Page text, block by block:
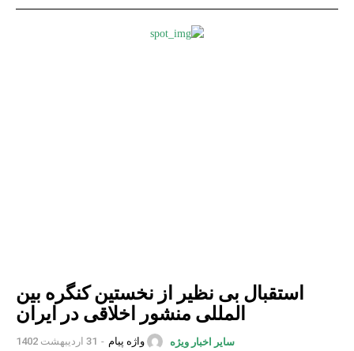
استقبال بی نظیر از نخستین کنگره بین
المللی منشور اخلاقی در ایران
سایر اخبار ویژه واژه پیام - 31 اردیبهشت 1402